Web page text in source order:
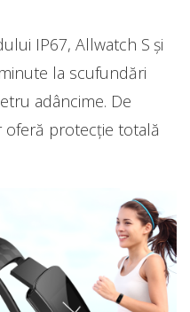
IP67, Allwatch S și
la scufundări
adâncime. De
oferă protecție totală